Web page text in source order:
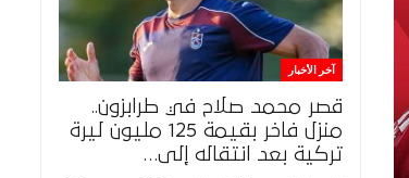
آخر الأخبار
قصر محمد صلاح في طرابزون..
منزل فاخر بقيمة 125 مليون ليرة
تركية بعد انتقاله إلى…